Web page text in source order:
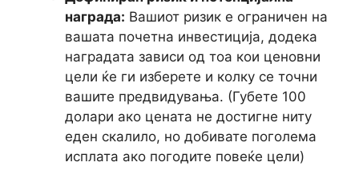
награда: Вашиот ризик е ограничен на
вашата почетна инвестиција, додека
наградата зависи од тоа кои ценовни
цели ќе ги изберете и колку се точни
вашите предвидувања. (Губете 100
долари ако цената не достигне ниту
еден скалило, но добивате поголема
исплата ако погодите повеќе цели)